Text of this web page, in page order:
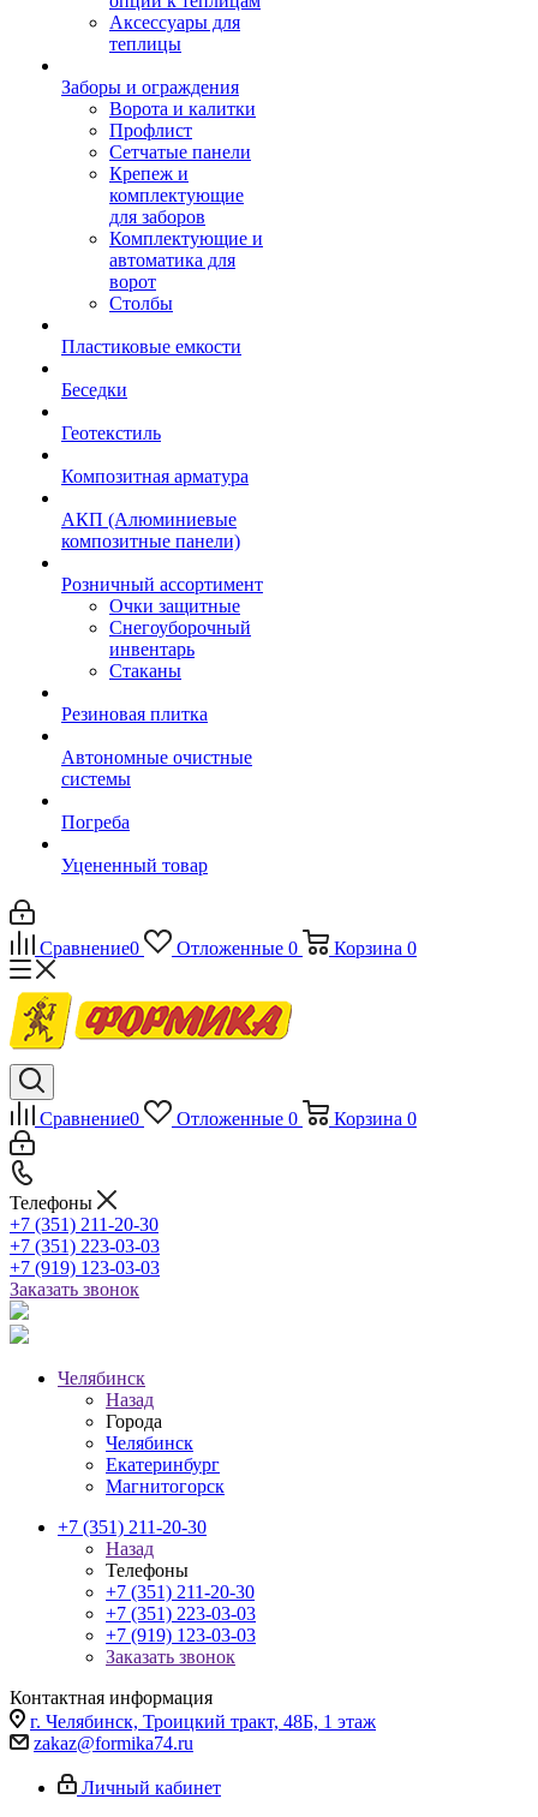
Аксессуары для
теплицы
Заборы и ограждения
Ворота и калитки
Профлист
Сетчатые панели
Крепеж и
комплектующие
для заборов
Комплектующие и
автоматика для
ворот
Столбы
Пластиковые емкости
Беседки
Геотекстиль
Композитная арматура
АКП (Алюминиевые
композитные панели)
Розничный ассортимент
Очки защитные
Снегоуборочный
инвентарь
Стаканы
Резиновая плитка
Автономные очистные
системы
Погреба
Уцененный товар
Сравнение0 Отложенные 0 Корзина 0
Сравнение0 Отложенные 0 Корзина 0
Телефоны
+7 (351) 211-20-30
+7 (351) 223-03-03
+7 (919) 123-03-03
Заказать звонок
Челябинск
Назад
Города
Челябинск
Екатеринбург
Магнитогорск
+7 (351) 211-20-30
Назад
Телефоны
+7 (351) 211-20-30
+7 (351) 223-03-03
+7 (919) 123-03-03
Заказать звонок
Контактная информация
г. Челябинск, Троицкий тракт, 48Б, 1 этаж
zakaz@formika74.ru
Личный кабинет